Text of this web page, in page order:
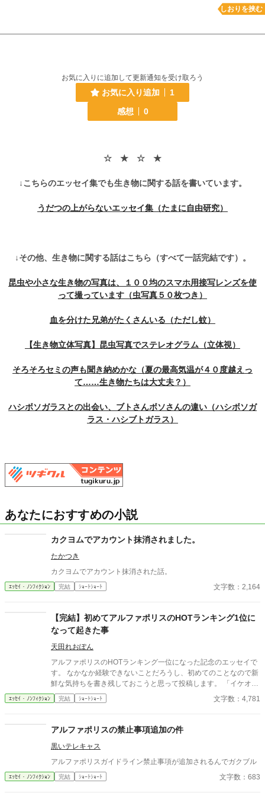
しおりを挟む
お気に入りに追加して更新通知を受け取ろう
お気に入り追加
1
感想
0
☆ ★ ☆ ★
↓こちらのエッセイ集でも生き物に関する話を書いています。
うだつの上がらないエッセイ集（たまに自由研究）
↓その他、生き物に関する話はこちら（すべて一話完結です）。
昆虫や小さな生き物の写真は、１００均のスマホ用接写レンズを使
って撮っています（虫写真５０枚つき）
血を分けた兄弟がたくさんいる（ただし蚊）
【生き物立体写真】昆虫写真でステレオグラム（立体視）
そろそろセミの声も聞き納めかな（夏の最高気温が４０度越えっ
て……生き物たちは大丈夫？）
ハシボソガラスとの出会い、ブトさんボソさんの違い（ハシボソガ
ラス・ハシブトガラス）
あなたにおすすめの小説
カクヨムでアカウント抹消されました。
たかつき
カクヨムでアカウント抹消された話。
ｴｯｾｲ・ﾉﾝﾌｨｸｼｮﾝ 完結 ｼｮｰﾄｼｮｰﾄ 文字数：2,164
【完結】初めてアルファポリスのHOTランキング1位に
なって起きた事
天田れおぽん
アルファポリスのHOTランキング一位になった記念のエッセイで
す。 なかなか経験できないことだろうし、初めてのことなので新
鮮な気持ちを書き残しておこうと思って投稿します。 「イケオジ
辺境伯に嫁げた私の素敵な婚約破棄」がHOTランキング一位にな
った2022/12/16の前日からの気持ちをつらつらと書き残してみま
ｴｯｾｲ・ﾉﾝﾌｨｸｼｮﾝ 完結 ｼｮｰﾄｼｮｰﾄ 文字数：4,781
アルファポリスの禁止事項追加の件
黒いテレキャス
アルファポリスガイドライン禁止事項が追加されるんでガクブル
ｴｯｾｲ・ﾉﾝﾌｨｸｼｮﾝ 完結 ｼｮｰﾄｼｮｰﾄ 文字数：683